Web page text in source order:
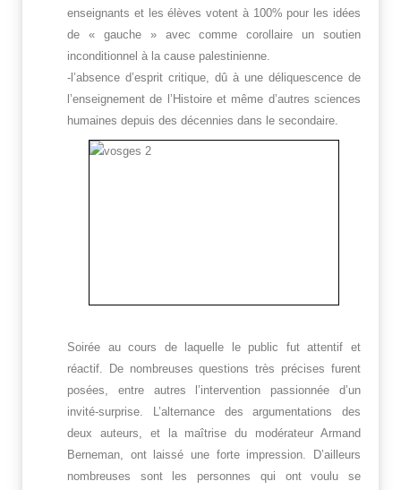
enseignants et les élèves votent à 100% pour les idées
de « gauche » avec comme corollaire un soutien
inconditionnel à la cause palestinienne.
-l’absence d’esprit critique, dû à une déliquescence de
l’enseignement de l’Histoire et même d’autres sciences
humaines depuis des décennies dans le secondaire.
Soirée au cours de laquelle le public fut attentif et
réactif. De nombreuses questions très précises furent
posées, entre autres l’intervention passionnée d’un
invité-surprise. L’alternance des argumentations des
deux auteurs, et la maîtrise du modérateur Armand
Berneman, ont laissé une forte impression. D’ailleurs
nombreuses sont les personnes qui ont voulu se